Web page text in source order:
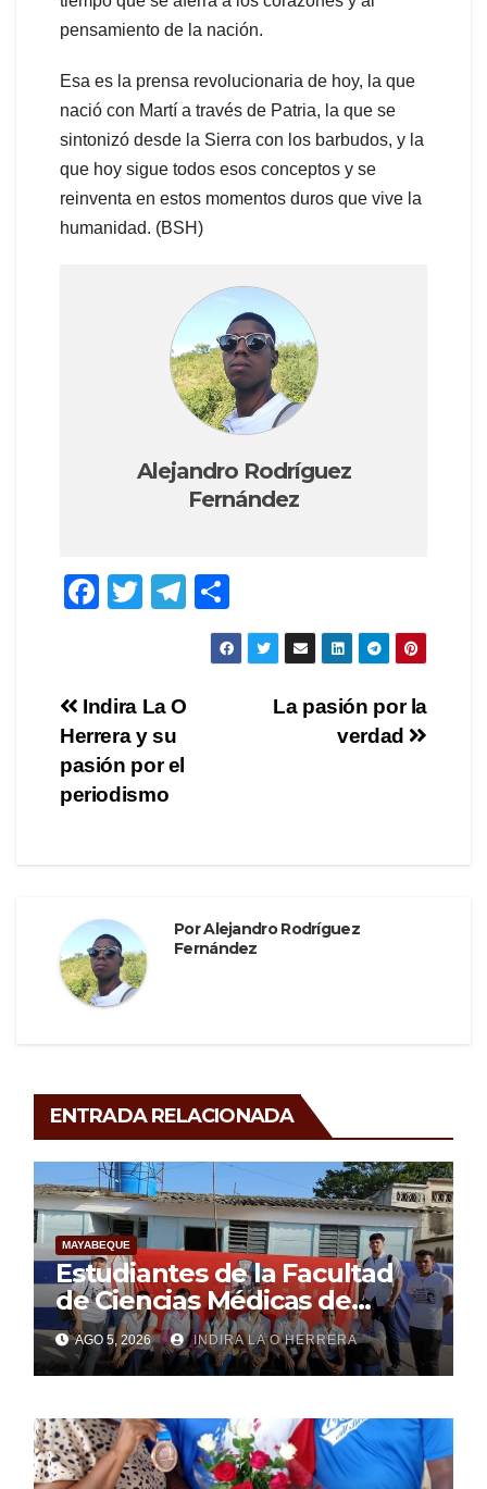
pensamiento de la nación.
Esa es la prensa revolucionaria de hoy, la que
nació con Martí a través de Patria, la que se
sintonizó desde la Sierra con los barbudos, y la
que hoy sigue todos esos conceptos y se
reinventa en estos momentos duros que vive la
humanidad. (BSH)
Alejandro Rodríguez
Fernández
F
e
b
o
o
T
er
T
el o
m
Navegación
de
entradas
La pasión por la
verdad
Indira La O
Herrera y su
pasión por el
periodismo
PorAlejandro Rodríguez
Fernández
ENTRADA RELACIONADA
MAYABEQUE
Estudiantes de la Facultad
de Ciencias Médicas de
Mayabeque realizan
pesquisa
AGO 5, 2026 INDIRA LA O HERRERA